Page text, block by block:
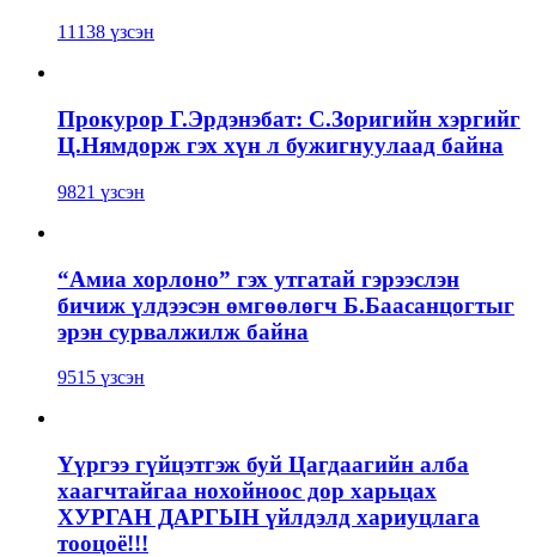
11138 үзсэн
Прокурор Г.Эрдэнэбат: С.Зоригийн хэргийг
Ц.Нямдорж гэх хүн л бужигнуулаад байна
9821 үзсэн
“Амиа хорлоно” гэх утгатай гэрээслэн
бичиж үлдээсэн өмгөөлөгч Б.Баасанцогтыг
эрэн сурвалжилж байна
9515 үзсэн
Үүргээ гүйцэтгэж буй Цагдаагийн алба
хаагчтайгаа нохойноос дор харьцах
ХУРГАН ДАРГЫН үйлдэлд хариуцлага
тооцоё!!!